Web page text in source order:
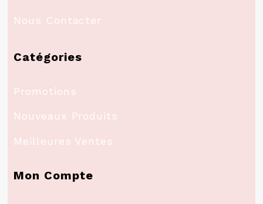
Nous Contacter
Catégories
Promotions
Nouveaux Produits
Meilleures Ventes
Mon Compte